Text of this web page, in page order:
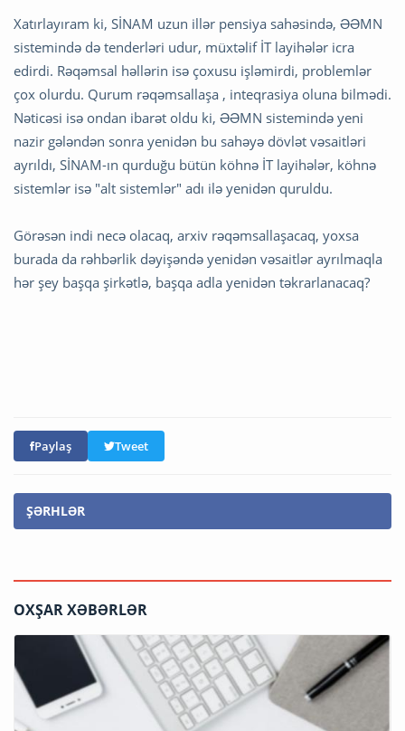
Xatırlayıram ki, SİNAM uzun illər pensiya sahəsində, ƏƏMN
sistemində də tenderləri udur, müxtəlif İT layihələr icra
edirdi. Rəqəmsal həllərin isə çoxusu işləmirdi, problemlər
çox olurdu. Qurum rəqəmsallaşa , inteqrasiya oluna bilmədi.
Nəticəsi isə ondan ibarət oldu ki, ƏƏMN sistemində yeni
nazir gələndən sonra yenidən bu sahəyə dövlət vəsaitləri
ayrıldı, SİNAM-ın qurduğu bütün köhnə İT layihələr, köhnə
sistemlər isə "alt sistemlər" adı ilə yenidən quruldu.
Görəsən indi necə olacaq, arxiv rəqəmsallaşacaq, yoxsa
burada da rəhbərlik dəyişəndə yenidən vəsaitlər ayrılmaqla
hər şey başqa şirkətlə, başqa adla yenidən təkrarlanacaq?
Paylaş Tweet
ŞƏRHLƏR
OXŞAR XƏBƏRLƏR